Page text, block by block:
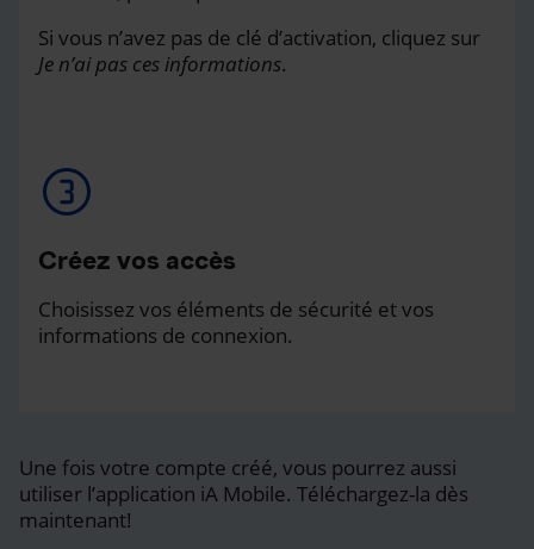
Si vous n’avez pas de clé d’activation, cliquez sur
Je n’ai pas ces informations.
Créez vos accès
Choisissez vos éléments de sécurité et vos
informations de connexion.
Une fois votre compte créé, vous pourrez aussi
utiliser l’application iA Mobile. Téléchargez-la dès
maintenant!